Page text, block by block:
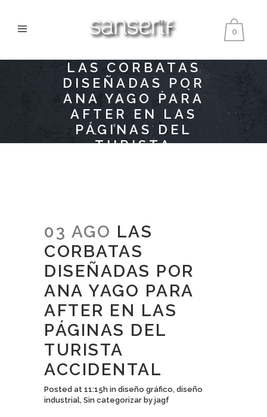
0
LAS CORBATAS
DISEÑADAS POR
ANA YAGO PARA
AFTER EN LAS
PÁGINAS DEL
TURISTA
03 AGO LAS
CORBATAS
DISEÑADAS POR
ANA YAGO PARA
AFTER EN LAS
PÁGINAS DEL
TURISTA
ACCIDENTAL
Posted at 11:15h in diseño gráfico, diseño
industrial, Sin categorizar by jagf